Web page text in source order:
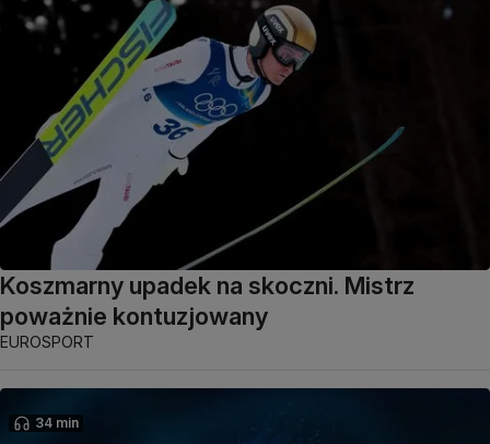
Koszmarny upadek na skoczni. Mistrz
poważnie kontuzjowany
EUROSPORT
34 min